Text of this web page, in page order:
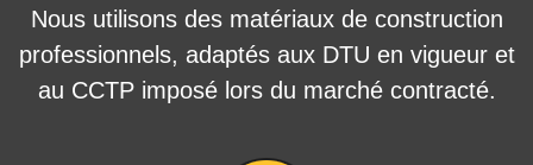
Nous utilisons des matériaux de construction
professionnels, adaptés aux DTU en vigueur et
au CCTP imposé lors du marché contracté.